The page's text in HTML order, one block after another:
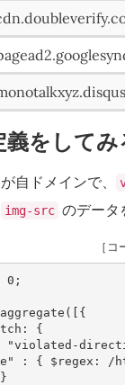
をしてみ
が自ドメインで、
img-src のデータ
［
0 ;
aggregate ([{
:
{
"violated-
: { $regex :
/
}